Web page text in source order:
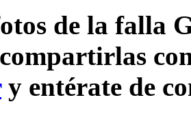
de la falla
y entérate de